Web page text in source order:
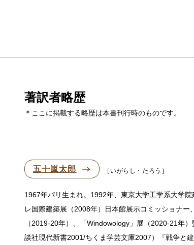
著訳者略歴
＊ここに掲載する略歴は本書刊行時のものです。
五十嵐太郎 いがらし・たろう
1967年パリ生まれ。1992年、東京大学工学系大学
レ国際建築展（2008年）日本館展示コミッショナ
（2019-20年）、「Windowology」展（2020-21年
談社現代新書2001/ちくま学芸文庫2007）『戦争と